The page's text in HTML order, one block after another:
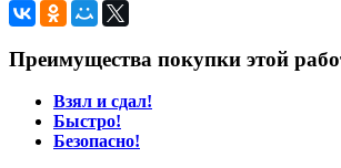
Преимущества покупки этой
Взял и сдал!
Быстро!
Безопасно!